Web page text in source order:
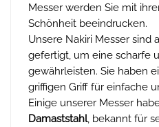
Messer werden Sie mit
Schönheit beeindrucken.
Unsere Nakiri Messer sind
gefertigt, um eine scharfe
gewährleisten. Sie haben
griffigen Griff für einfache
Einige unserer Messer
Damaststahl, bekannt für